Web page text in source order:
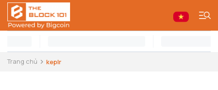
Trang chủ keplr